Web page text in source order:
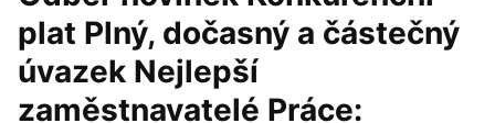
plat Plný, dočasný a částečný
úvazek Nejlepší
zaměstnavatelé Práce: